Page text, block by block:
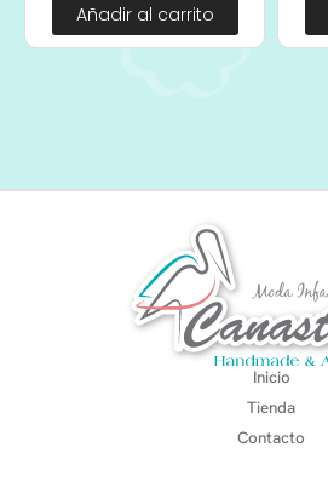
Añadir al carrito
Inicio
Tienda
Contacto